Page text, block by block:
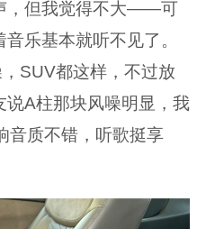
，但我觉得不大——可
乐基本就听不见了。
SUV都这样，不过放
说A柱那块风噪明显，我
音质不错，听歌挺享